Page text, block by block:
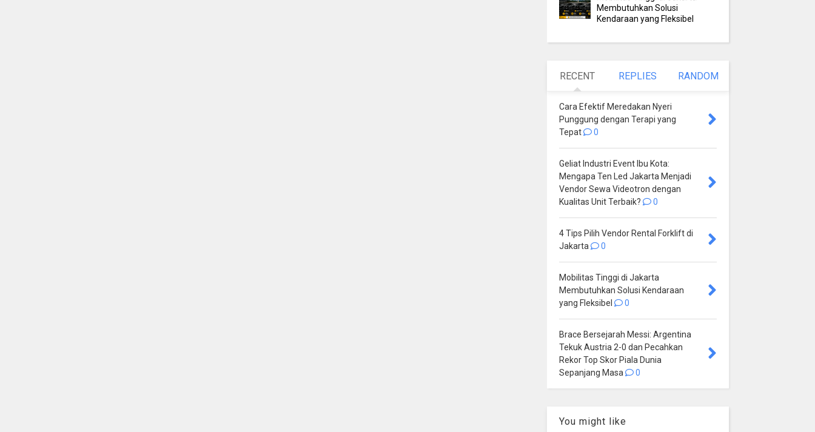
Membutuhkan Solusi
Kendaraan yang Fleksibel
RECENT REPLIES RANDOM
Cara Efektif Meredakan Nyeri
Punggung dengan Terapi yang
Tepat
0
Geliat Industri Event Ibu Kota:
Mengapa Ten Led Jakarta Menjadi
Vendor Sewa Videotron dengan
Kualitas Unit Terbaik?
0
4 Tips Pilih Vendor Rental Forklift di
Jakarta
0
Mobilitas Tinggi di Jakarta
Membutuhkan Solusi Kendaraan
yang Fleksibel
0
Brace Bersejarah Messi: Argentina
Tekuk Austria 2-0 dan Pecahkan
Rekor Top Skor Piala Dunia
Sepanjang Masa
0
You might like